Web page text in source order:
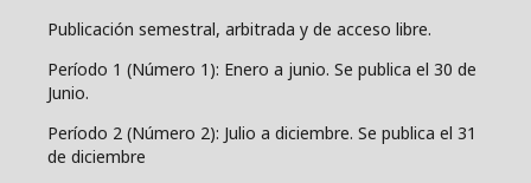
Publicación semestral, arbitrada y de acceso libre.
Período 1 (Número 1): Enero a junio. Se publica el 30 de
Junio.
Período 2 (Número 2): Julio a diciembre. Se publica el 31
de diciembre